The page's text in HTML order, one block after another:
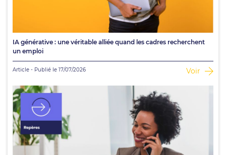
IA générative : une véritable alliée quand les cadres recherchent
un emploi
Article - Publié le 17/07/2026 Voir